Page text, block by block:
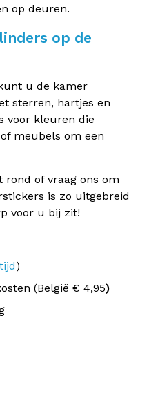
op deuren.
op de
u de kamer
sterren, hartjes en
voor kleuren die
meubels om een
rond of vraag ons om
is zo uitgebreid
voor u bij zit!
)
(België € 4,95)